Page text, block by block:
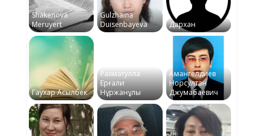
Shakenova
Meruyert
Gulzhaina
Duisenbayeva
Дархан
Гаухар Асылбек
Рахматулла
Ерғали
Нұржанұлы
Амангелдиев
Норсултан
Джумабаевич